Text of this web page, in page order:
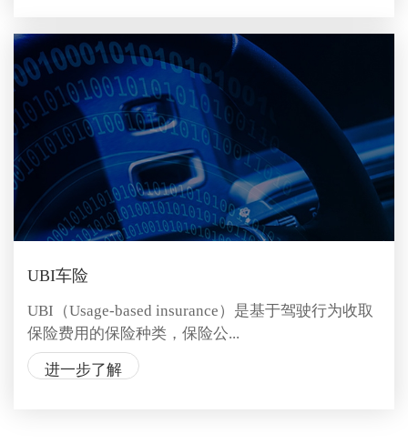
UBI车险
UBI（Usage-based insurance）是基于驾驶行为收取
保险费用的保险种类，保险公...
进一步了解